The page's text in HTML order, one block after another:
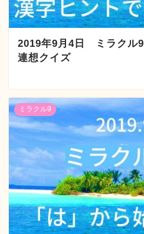
2019年9月4日 ミラク
連想クイズ
ミラクル9